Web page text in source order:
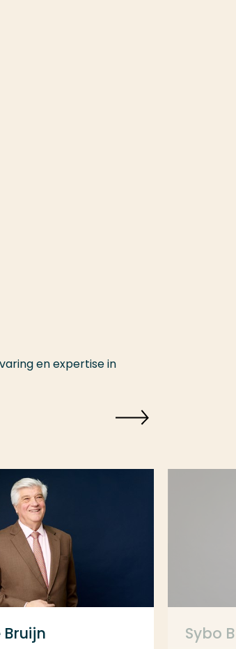
en expertise in
Sybo